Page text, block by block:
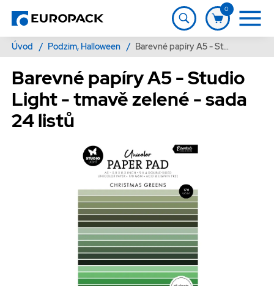
0
Úvod / Podzim, Halloween / Barevné papíry A5 - Studio Light - tmavě zelené - sada 24 listů
Barevné papíry A5 - Studio
Light - tmavě zelené - sada
24 listů